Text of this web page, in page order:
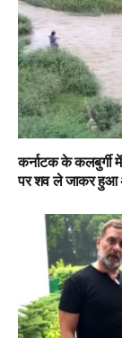
कर्नाटक के कलबुर्गी
पर शव ले जाकर हुआ